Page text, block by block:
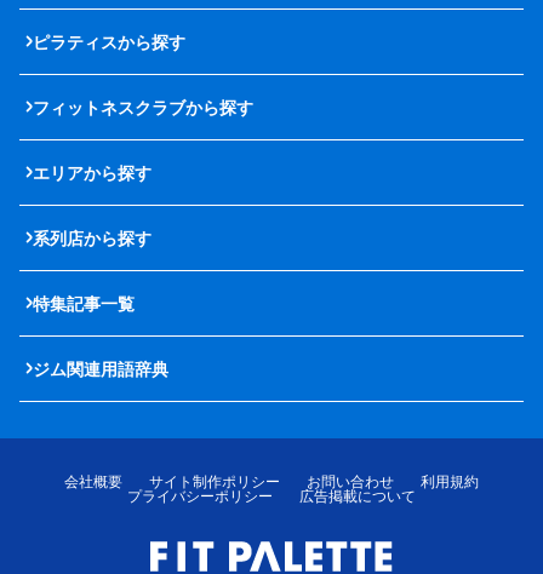
ピラティスから探す
フィットネスクラブから探す
エリアから探す
系列店から探す
特集記事一覧
ジム関連用語辞典
会社概要 サイト制作ポリシー お問い合わせ
利用規約
プライバシーポリシー
広告掲載について